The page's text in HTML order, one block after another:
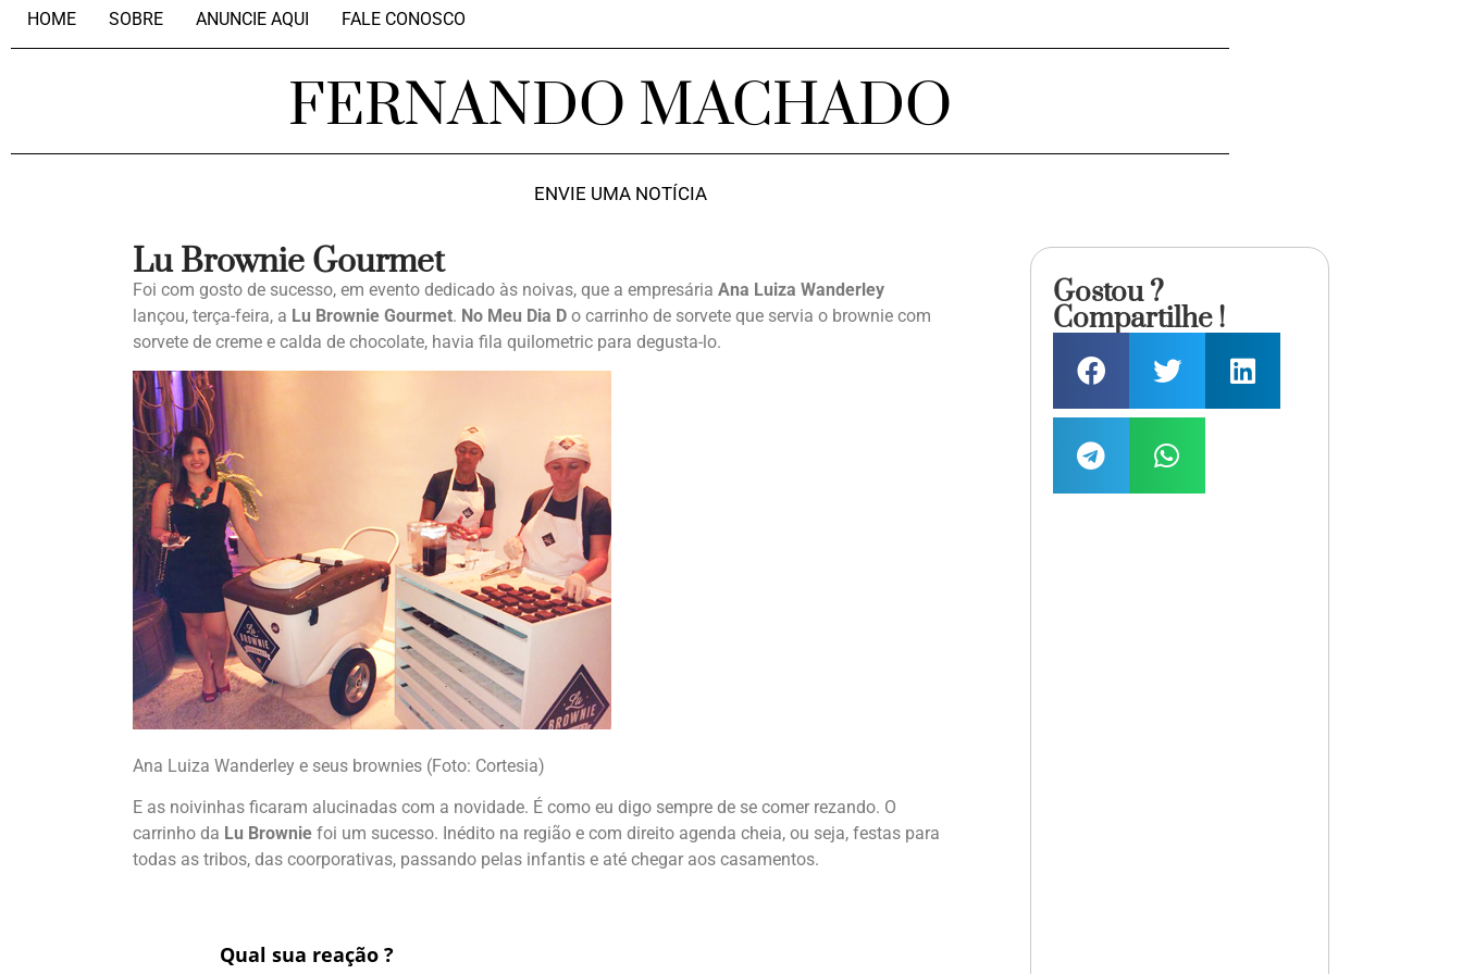
HOME SOBRE ANUNCIE AQUI FALE CONOSCO
FERNANDO MACHADO
ENVIE UMA NOTÍCIA
Lu Brownie Gourmet
Foi com gosto de sucesso, em evento dedicado às noivas, que a empresária Ana Luiza Wanderley
lançou, terça-feira, a Lu Brownie Gourmet. No Meu Dia D o carrinho de sorvete que servia o brownie com
sorvete de creme e calda de chocolate, havia fila quilometric para degusta-lo.
Ana Luiza Wanderley e seus brownies (Foto: Cortesia)
E as noivinhas ficaram alucinadas com a novidade. É como eu digo sempre de se comer rezando. O
carrinho da Lu Brownie foi um sucesso. Inédito na região e com direito agenda cheia, ou seja, festas para
todas as tribos, das coorporativas, passando pelas infantis e até chegar aos casamentos.
Qual sua reação ?
Gostou ?
Compartilhe !